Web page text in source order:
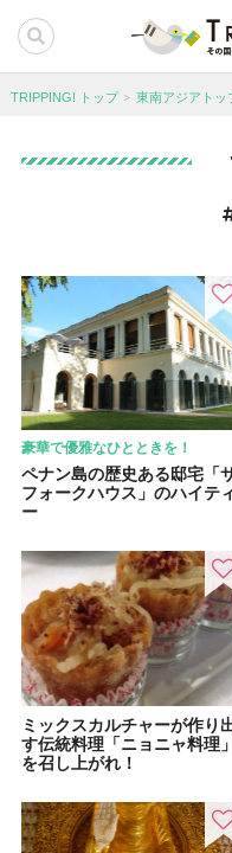
TRIPPING! トップ 東南アジアトッ
豪華で優雅なひとときを！
ペナン島の歴史ある邸宅「
フォークハウス」のハイテ
ー
ミックスカルチャーが作り
す伝統料理「ニョニャ料理」
を召し上がれ！